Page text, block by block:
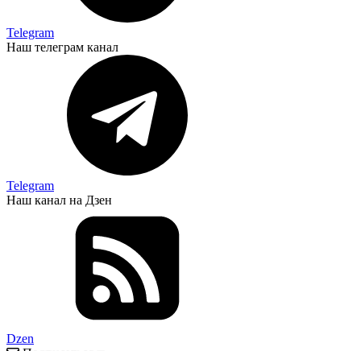
Telegram
Наш телеграм канал
Telegram
Наш канал на Дзен
Dzen